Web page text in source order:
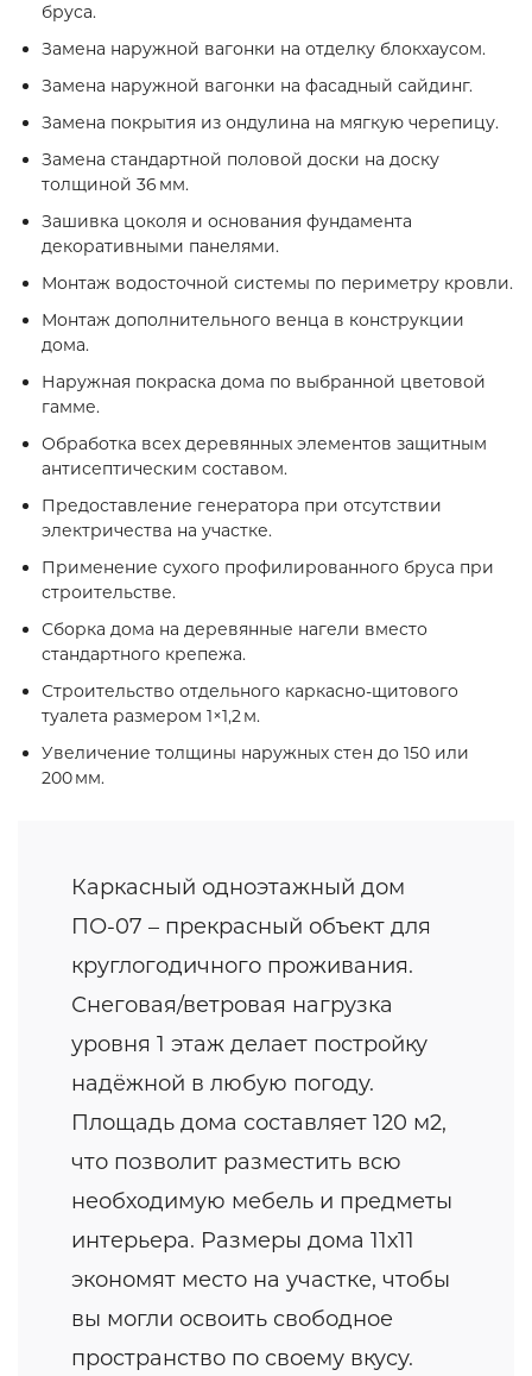
бруса.
Замена наружной вагонки на отделку блокхаусом.
Замена наружной вагонки на фасадный сайдинг.
Замена покрытия из ондулина на мягкую черепицу.
Замена стандартной половой доски на доску
толщиной 36 мм.
Зашивка цоколя и основания фундамента
декоративными панелями.
Монтаж водосточной системы по периметру кровли.
Монтаж дополнительного венца в конструкции
дома.
Наружная покраска дома по выбранной цветовой
гамме.
Обработка всех деревянных элементов защитным
антисептическим составом.
Предоставление генератора при отсутствии
электричества на участке.
Применение сухого профилированного бруса при
строительстве.
Сборка дома на деревянные нагели вместо
стандартного крепежа.
Строительство отдельного каркасно‑щитового
туалета размером 1×1,2 м.
Увеличение толщины наружных стен до 150 или
200 мм.
Каркасный одноэтажный дом
ПО-07 – прекрасный объект для
круглогодичного проживания.
Снеговая/ветровая нагрузка
уровня 1 этаж делает постройку
надёжной в любую погоду.
Площадь дома составляет 120 м2,
что позволит разместить всю
необходимую мебель и предметы
интерьера. Размеры дома 11х11
экономят место на участке, чтобы
вы могли освоить свободное
пространство по своему вкусу.